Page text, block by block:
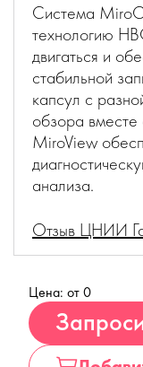
Система
технологию
двигаться и
стабильной
капсул с
обзора
MiroView
анализа.
Отзыв ЦНИИ
Цена: от 0